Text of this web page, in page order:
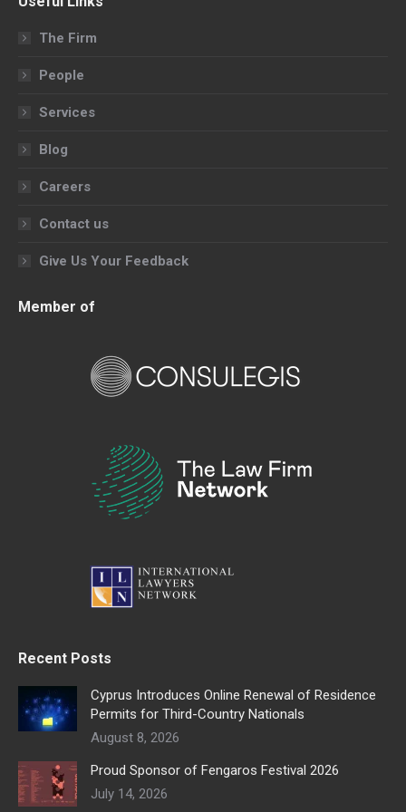
opens
in
window
opens
in
window
opens
in
The Firm
People
Services
Blog
Careers
Contact us
Give Us Your Feedback
Member of
Recent Posts
Cyprus Introduces Online Renewal of Residence
Permits for Third-Country Nationals
August 8, 2026
Proud Sponsor of Fengaros Festival 2026
July 14, 2026